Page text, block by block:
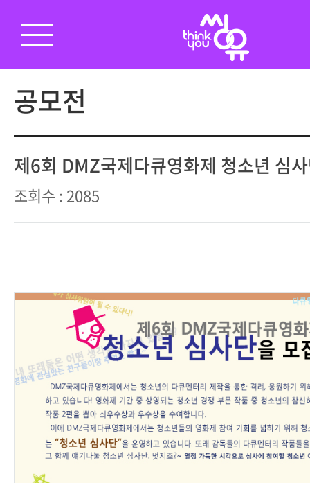
공모전
제6회 DMZ국제다큐영화제 청소년 심
조회수 : 2085